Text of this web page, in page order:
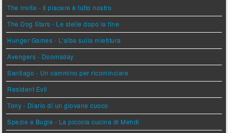
The Invite - Il piacere è tutto nostro
The Dog Stars - Le stelle dopo la fine
Hunger Games - L'alba sulla mietitura
Avengers - Doomsday
Santiago - Un cammino per ricominciare
Resident Evil
Tony - Diario di un giovane cuoco
Spezie e Bugie - La piccola cucina di Mehdi